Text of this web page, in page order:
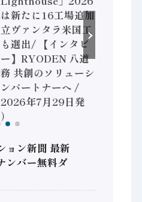
新たに16工場追加
ヴァンタラ米国工
選出/ 【インタビ
】RYODEN 八道
共創のソリューシ
パートナーへ /
年7月29日発
ョン新聞 最新
ンバー無料ダ